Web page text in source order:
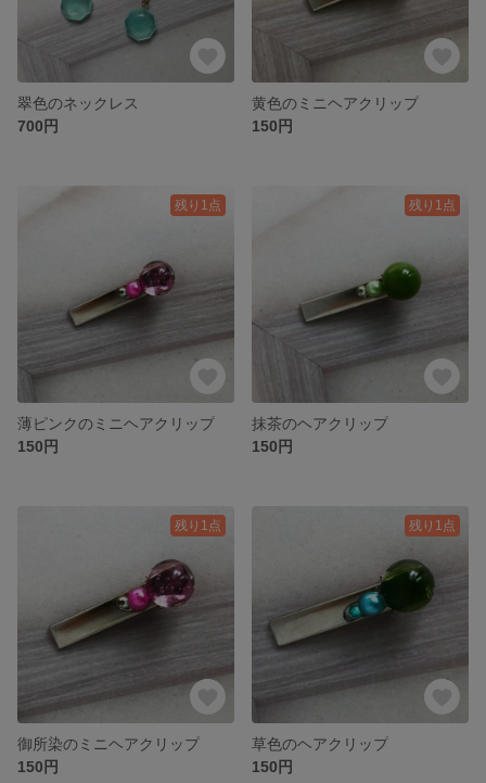
翠色のネックレス
700円
黄色のミニヘアクリップ
150円
残り1点
薄ピンクのミニヘアクリップ
150円
残り1点
抹茶のヘアクリップ
150円
残り1点
御所染のミニヘアクリップ
150円
残り1点
草色のヘアクリップ
150円